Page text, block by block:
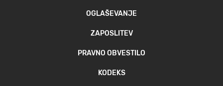
OGLAŠEVANJE
ZAPOSLITEV
PRAVNO OBVESTILO
KODEKS